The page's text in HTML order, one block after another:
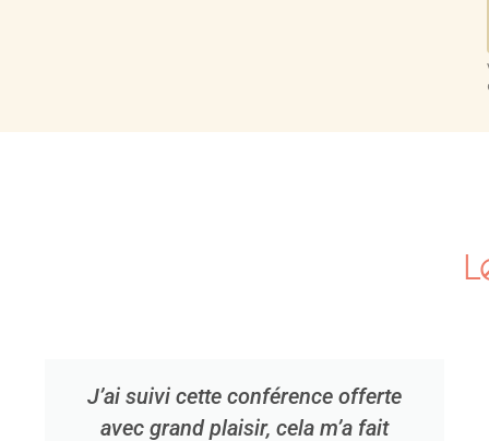
J’ai suivi cette conférence offerte
avec grand plaisir, cela m’a fait